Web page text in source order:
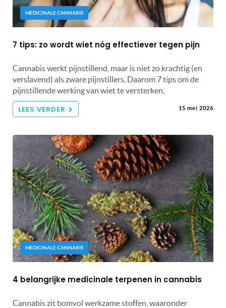
MEDICINALE CANNABIS
7 tips: zo wordt wiet nóg effectiever tegen pijn
Cannabis werkt pijnstillend, maar is niet zo krachtig (en
verslavend) als zware pijnstillers. Daarom 7 tips om de
pijnstillende werking van wiet te versterken.
LEES VERDER 15 mei 2026
MEDICINALE CANNABIS
4 belangrijke medicinale terpenen in cannabis
Cannabis zit bomvol werkzame stoffen, waaronder